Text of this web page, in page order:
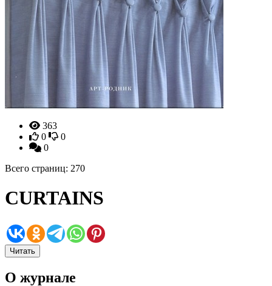
363
0
0
0
Всего страниц: 270
CURTAINS
Читать
О журнале